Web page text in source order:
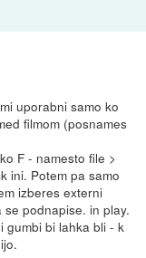
uporabni samo ko
filmom (posnames
F - namesto file >
ini. Potem pa samo
izberes externi
podnapise. in play.
gumbi bi lahka bli - k